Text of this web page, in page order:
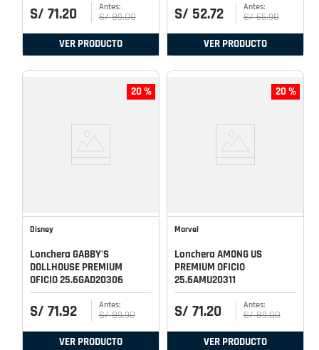
S/ 71.20 S/ 89.00
VER PRODUCTO
S/ 52.72 S/ 65.90
VER PRODUCTO
20 %
Disney
Lonchera GABBY'S
DOLLHOUSE PREMIUM
OFICIO 25.6GAD20306
S/ 71.92 S/ 89.90
VER PRODUCTO
20 %
Marvel
Lonchera AMONG US
PREMIUM OFICIO
25.6AMU20311
S/ 71.20 S/ 89.00
VER PRODUCTO